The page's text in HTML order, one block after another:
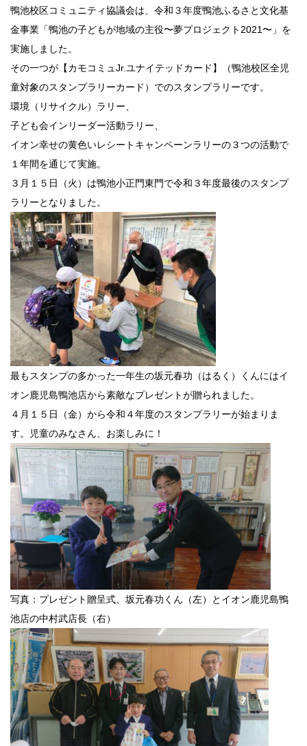
鴨池校区コミュニティ協議会は、令和３年度鴨池ふるさと文化基
金事業「鴨池の子どもが地域の主役〜夢プロジェクト2021〜」を
実施しました。
その一つが【カモコミュJr.ユナイテッドカード】（鴨池校区全児
童対象のスタンプラリーカード）でのスタンプラリーです。
環境（リサイクル）ラリー、
子ども会インリーダー活動ラリー、
イオン幸せの黄色いレシートキャンペーンラリーの３つの活動で
１年間を通じて実施。
３月１５日（火）は鴨池小正門東門で令和３年度最後のスタンプ
ラリーとなりました。
最もスタンプの多かった一年生の坂元春功（はるく）くんにはイ
オン鹿児島鴨池店から素敵なプレゼントが贈られました。
４月１５日（金）から令和４年度のスタンプラリーが始まりま
す。児童のみなさん、お楽しみに！
写真：プレゼント贈呈式、坂元春功くん（左）とイオン鹿児島鴨
池店の中村武店長（右）